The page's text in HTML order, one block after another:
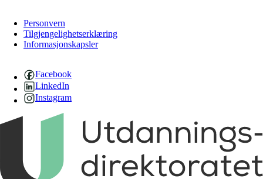
Personvern
Tilgjengelighetserklæring
Informasjonskapsler
Facebook
LinkedIn
Instagram